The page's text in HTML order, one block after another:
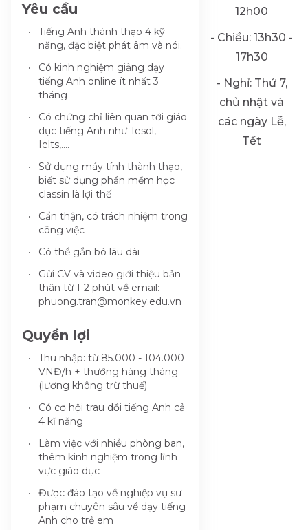
Yêu cầu
Tiếng Anh thành thạo 4 kỹ
năng, đặc biệt phát âm và nói.
Có kinh nghiệm giảng dạy
tiếng Anh online ít nhất 3
tháng
Có chứng chỉ liên quan tới giáo
dục tiếng Anh như Tesol,
Ielts,....
Sử dụng máy tính thành thạo,
biết sử dụng phần mềm học
classin là lợi thế
Cẩn thận, có trách nhiệm trong
công việc
Có thể gắn bó lâu dài
Gửi CV và video giới thiệu bản
thân từ 1-2 phút về email:
phuong.tran@monkey.edu.vn
Quyền lợi
Thu nhập: từ 85.000 - 104.000
VNĐ/h + thưởng hàng tháng
(lương không trừ thuế)
Có cơ hội trau dồi tiếng Anh cả
4 kĩ năng
Làm việc với nhiều phòng ban,
thêm kinh nghiệm trong lĩnh
vực giáo dục
Được đào tạo về nghiệp vụ sư
phạm chuyên sâu về dạy tiếng
Anh cho trẻ em
12h00
- Chiều: 13h30 -
17h30
- Nghỉ: Thứ 7,
chủ nhật và
các ngày Lễ,
Tết